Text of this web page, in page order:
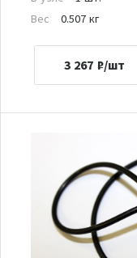
Вес
0.507 кг
3 267 ₽/шт